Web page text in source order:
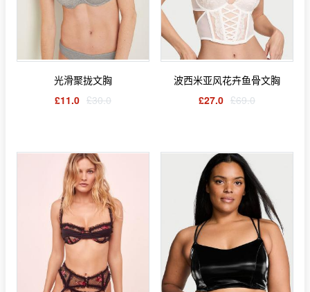
光滑聚拢文胸
£11.0 £30.0
波西米亚风花卉鱼骨文胸
£27.0 £69.0